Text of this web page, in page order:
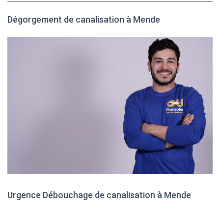
Dégorgement de canalisation à Mende
Urgence Débouchage de canalisation à Mende